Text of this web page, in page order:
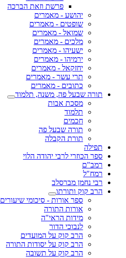
פרשת וזאת הברכה
יהושע - מאמרים
שופטים - מאמרים
שמואל - מאמרים
מלכים - מאמרים
ישעיהו - מאמרים
ירמיהו - מאמרים
יחזקאל - מאמרים
תרי עשר - מאמרים
כתובים - מאמרים
תורה שבעל פה, משנה, תלמוד
מסכת אבות
תלמוד
חכמים
תורה שבעל פה
תורת הקבלה
תפילה
ספר הכוזרי לרבי יהודה הלוי
רמב"ם
רמח"ל
רבי נחמן מברסלב
הרב קוק ותורתו
ספר אורות - סיכומי שיעורים
אורות התורה
מידות הראי"ה
לנבוכי הדור
הרב קוק על המועדים
הרב קוק על יסודות התורה
הרב קוק על תשובה